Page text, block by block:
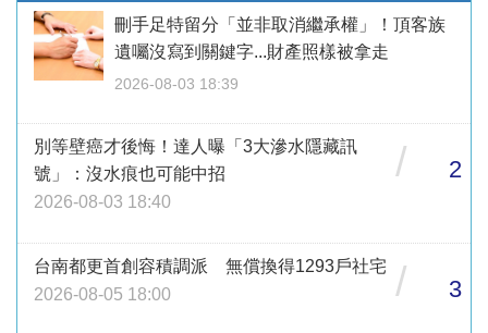
刪手足特留分「並非取消繼承權」！頂客族
遺囑沒寫到關鍵字...財產照樣被拿走
2026-08-03 18:39
別等壁癌才後悔！達人曝「3大滲水隱藏訊
號」：沒水痕也可能中招
2026-08-03 18:40
/ 2
台南都更首創容積調派 無償換得1293戶社宅
2026-08-05 18:00
/ 3